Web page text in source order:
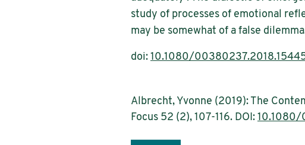
study of processes of emotional
may be somewhat of a false
doi: 10.1080/
Albrecht, Yvonne (2019): The
Focus 52 (2), 107-116. DOI: 10.1080/